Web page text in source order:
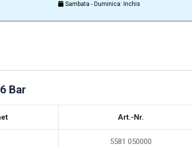
Sambata - Duminica: Inchis
Bar
Art.-Nr.
5581 050000